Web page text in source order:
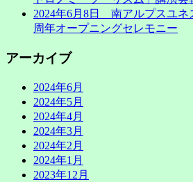
2024年6月8日 南アルプスユネ
周年オープニングセレモニー
アーカイブ
2024年6月
2024年5月
2024年4月
2024年3月
2024年2月
2024年1月
2023年12月